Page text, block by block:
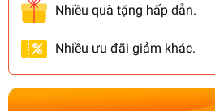
Nhiều quà tặng hấp dẫn.
Nhiều ưu đãi giảm khác.